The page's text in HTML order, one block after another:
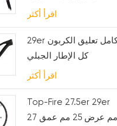
لـ bb t47
اقرأ أكثر
29er كامل تعليق الكربون
كل الإطار الجبلي
اقرأ أكثر
Top-Fire 27.5er 29er
27 مم عرض 25 مم عمق